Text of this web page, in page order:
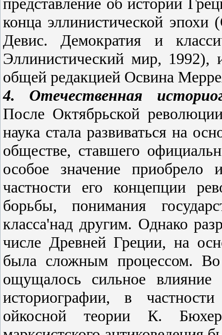
представление об истории
конца эллинистической
Девис. Демократия и
Эллинистический мир, 1992),
общей редакцией Освина
4. Отечественная
После Октябрьской
наука стала развиваться на
обществе, ставшего
особое значение
частности его концепции
борьбы, понимания
класса'над другим. Однако
числе Древней Греции, на
была сложным процессом.
ощущалось сильное влияние
историографии, в
ойкосной теории К.